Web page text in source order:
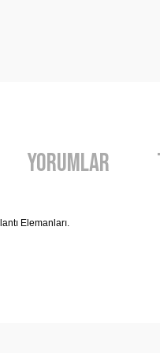
Yorumlar
lantı Elemanları.